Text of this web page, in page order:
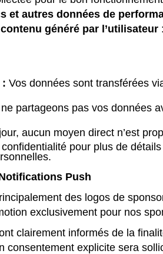
et autres données de
généré par l’utilisateur
: Vos données sont transférées
partageons pas vos données
aucun moyen direct n’est
pour plus de
Push
des logos de
exclusivement pour nos
clairement informés de la
consentement explicite sera